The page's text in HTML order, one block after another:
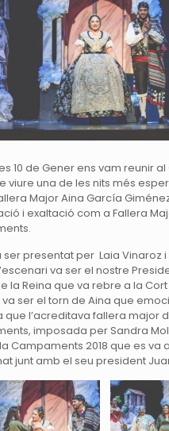
10 de Gener ens vam reunir
viure una de les nits més
Major Aina García
i exaltació com a Fallera
ser presentat per Laia Vinaroz
va ser el nostre
la Reina que va rebre a la Cort
ser el torn de Aina que
que l’acreditava fallera major
imposada per Sandra
Campaments 2018 que es va
junt amb el seu president